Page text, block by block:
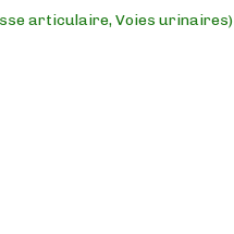
articulaire, Voies urinaires)